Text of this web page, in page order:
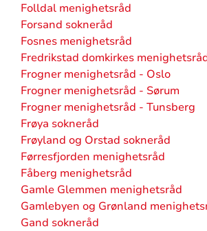
Folldal menighetsråd
Forsand sokneråd
Fosnes menighetsråd
Fredrikstad domkirkes
Frogner menighetsråd - Oslo
Frogner menighetsråd - Sørum
Frogner menighetsråd - Tunsberg
Frøya sokneråd
Frøyland og Orstad sokneråd
Førresfjorden menighetsråd
Fåberg menighetsråd
Gamle Glemmen menighetsråd
Gamlebyen og Grønland
Gand sokneråd